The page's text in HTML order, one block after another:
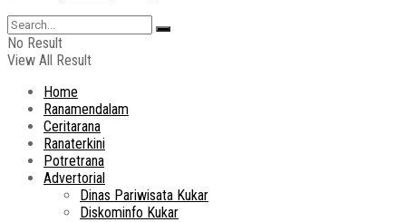
No Result
View All Result
Home
Ranamendalam
Ceritarana
Ranaterkini
Potretrana
Advertorial
Dinas Pariwisata Kukar
Diskominfo Kukar